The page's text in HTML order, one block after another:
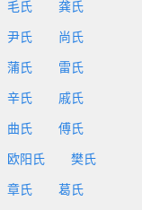
毛氏 龚氏
尹氏 尚氏
蒲氏 雷氏
辛氏 戚氏
曲氏 傅氏
欧阳氏 樊氏
章氏 葛氏